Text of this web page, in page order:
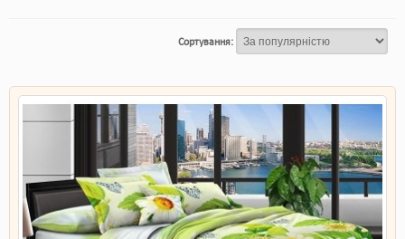
Сортування: